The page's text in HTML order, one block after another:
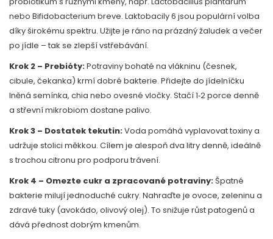
nebo Bifidobacterium breve. Laktobacily 6 jsou populární volba
díky širokému spektru. Užijte je ráno na prázdný žaludek a večer
po jídle – tak se zlepší vstřebávání.
Krok 2 – Prebióty:Potraviny bohaté na vlákninu (česnek,
cibule, čekanka) krmí dobré bakterie. Přidejte do jídelníčku
lněná semínka, chia nebo ovesné vločky. Stačí 1‑2 porce denně
a střevní mikrobiom dostane palivo.
Krok 3 – Dostatek tekutin:Voda pomáhá vyplavovat toxiny a
udržuje stolici měkkou. Cílem je alespoň dva litry denně, ideálně
s trochou citronu pro podporu trávení.
Krok 4 – Omezte cukr a zpracované potraviny:Špatné
bakterie milují jednoduché cukry. Nahraďte je ovoce, zeleninu a
zdravé tuky (avokádo, olivový olej). To snižuje růst patogenů a
dává přednost dobrým kmenům.